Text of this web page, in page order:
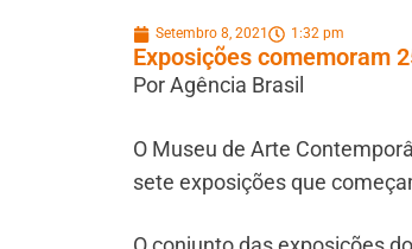
Setembro 8, 2021 1:32 pm
Exposições comemoram
Por Agência Brasil
O Museu de Arte
sete exposições que